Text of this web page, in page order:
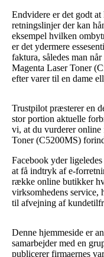
Endvidere er det godt
retningslinjer der kan
eksempel hvilken
er det ydermere
faktura, således man
Magenta Laser Toner
efter varer til en dame
Trustpilot præsterer en
stor portion aktuelle
vi, at du vurderer online
Toner (C5200MS)
Facebook yder
at få indtryk af e-
række online butikker
virksomhedens service,
til afvejning af
Denne hjemmeside er
samarbejder med en
publicerer firmaernes